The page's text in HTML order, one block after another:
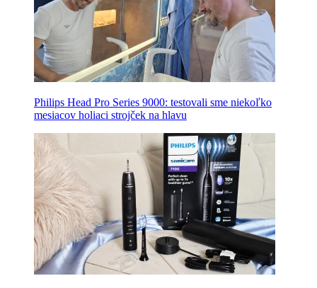
Philips Head Pro Series 9000: testovali sme niekoľko
mesiacov holiaci strojček na hlavu